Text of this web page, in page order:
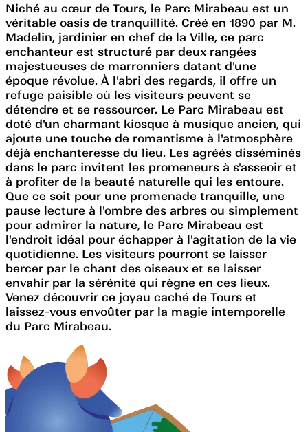
Niché au cœur de Tours, le Parc Mirabeau est un
véritable oasis de tranquillité. Créé en 1890 par M.
Madelin, jardinier en chef de la Ville, ce parc
enchanteur est structuré par deux rangées
majestueuses de marronniers datant d'une
époque révolue. À l'abri des regards, il offre un
refuge paisible où les visiteurs peuvent se
détendre et se ressourcer. Le Parc Mirabeau est
doté d'un charmant kiosque à musique ancien, qui
ajoute une touche de romantisme à l'atmosphère
déjà enchanteresse du lieu. Les agréés disséminés
dans le parc invitent les promeneurs à s'asseoir et
à profiter de la beauté naturelle qui les entoure.
Que ce soit pour une promenade tranquille, une
pause lecture à l'ombre des arbres ou simplement
pour admirer la nature, le Parc Mirabeau est
l'endroit idéal pour échapper à l'agitation de la vie
quotidienne. Les visiteurs pourront se laisser
bercer par le chant des oiseaux et se laisser
envahir par la sérénité qui règne en ces lieux.
Venez découvrir ce joyau caché de Tours et
laissez-vous envoûter par la magie intemporelle
du Parc Mirabeau.